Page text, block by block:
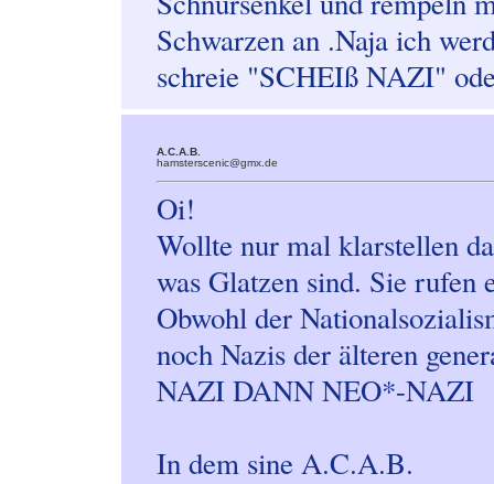
Schwarzen an .Naja ich
schreie "SCHEIß NAZI"
A.C.A.B.
hamsterscenic@gmx.de
Oi!
Wollte nur mal klarstellen
was Glatzen sind. Sie
Obwohl der
noch Nazis der älteren
NAZI DANN NEO*-NAZI
In dem sine A.C.A.B.